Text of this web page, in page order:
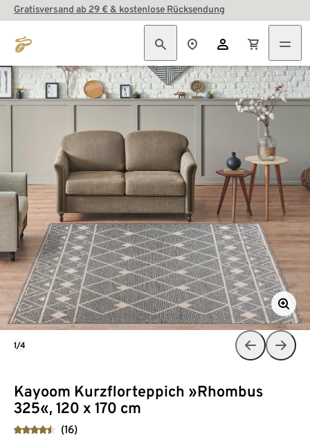
Gratisversand ab 29 € & kostenlose Rücksendung
Kayoom Kurzflorteppich »Rhombus
325«, 120 x 170 cm
(16)
1/4